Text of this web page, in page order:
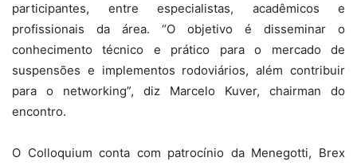
participantes, entre especialistas, acadêmicos e
profissionais da área. “O objetivo é disseminar o
conhecimento técnico e prático para o mercado de
suspensões e implementos rodoviários, além contribuir
para o networking”, diz Marcelo Kuver, chairman do
encontro.
O Colloquium conta com patrocínio da Menegotti, Brex